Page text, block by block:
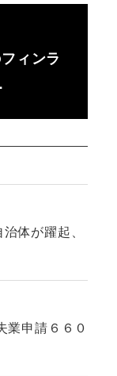
ィンラ
体が躍起、
申請６６０